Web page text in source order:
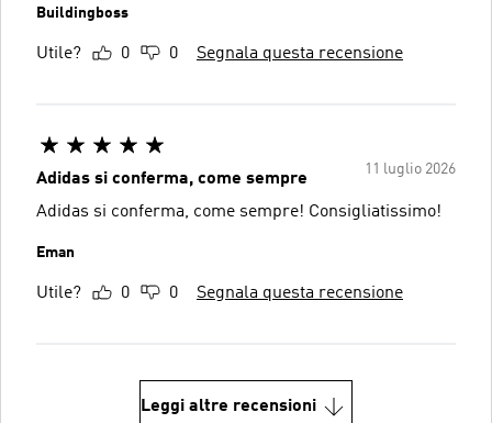
Buildingboss
Utile? 0 0 Segnala questa recensione
11 luglio 2026
Adidas si conferma, come sempre
Adidas si conferma, come sempre! Consigliatissimo!
Eman
Utile? 0 0 Segnala questa recensione
Leggi altre recensioni